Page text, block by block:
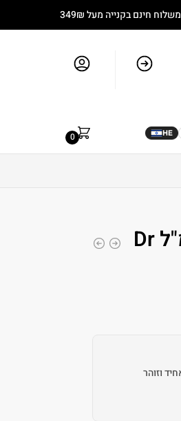
משלוח חינם בקנייה מעל 349₪
HE
0
Meso Booster Vitamin C 30 מ"ל Dr